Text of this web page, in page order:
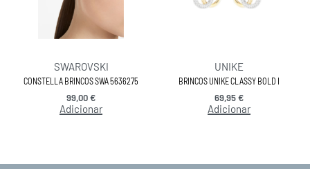
SWAROVSKI
CONSTELLA BRINCOS SWA 5636275
99,00€
Adicionar
UNIKE
BRINCOS UNIKE CLASSY BOLD I
69,95€
Adicionar